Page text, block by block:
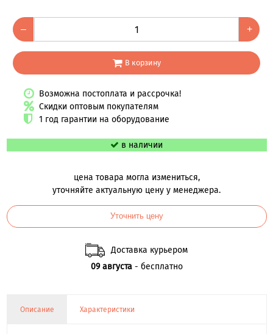
– +
В корзину
Возможна постоплата и рассрочка!
Скидки оптовым покупателям
1 год гарантии на оборудование
в наличии
цена товара могла измениться,
уточняйте актуальную цену у менеджера.
Уточнить цену
Доставка курьером
09 августа- бесплатно
Описание Характеристики